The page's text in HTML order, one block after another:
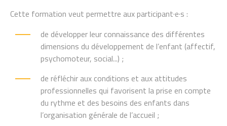
Cette formation veut permettre aux participant·e·s :
de développer leur connaissance des différentes
dimensions du développement de l’enfant (affectif,
psychomoteur, social...) ;
de réfléchir aux conditions et aux attitudes
professionnelles qui favorisent la prise en compte
du rythme et des besoins des enfants dans
l’organisation générale de l’accueil ;